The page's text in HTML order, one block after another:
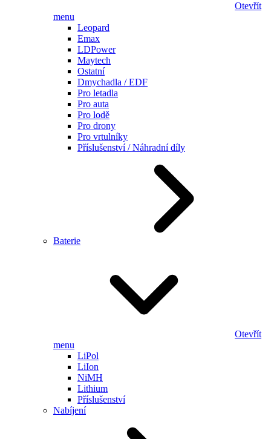
Otevřít
menu
Leopard
Emax
LDPower
Maytech
Ostatní
Dmychadla / EDF
Pro letadla
Pro auta
Pro lodě
Pro drony
Pro vrtulníky
Příslušenství / Náhradní díly
Baterie
Otevřít
menu
LiPol
LiIon
NiMH
Lithium
Příslušenství
Nabíjení